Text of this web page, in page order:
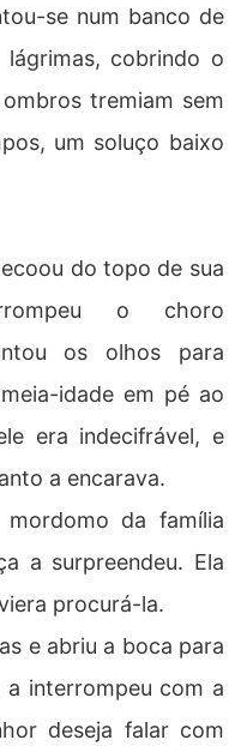
se num banco de
cobrindo o
tremiam sem
um soluço baixo
do topo de sua
o choro
os olhos para
idade em pé ao
era indecifrável, e
a encarava.
da família
a surpreendeu. Ela
procurá-la.
e abriu a boca para
a interrompeu com a
deseja falar com